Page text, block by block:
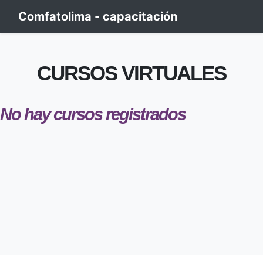
Comfatolima - capacitación
CURSOS VIRTUALES
No hay cursos registrados